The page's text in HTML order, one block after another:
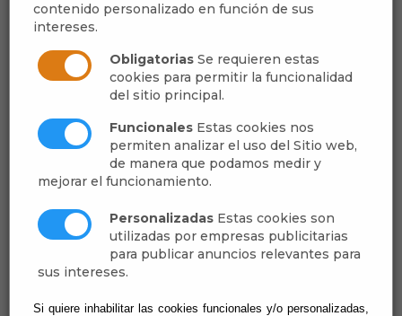
contenido personalizado en función de sus
intereses.
Obligatorias Se requieren estas
cookies para permitir la funcionalidad
del sitio principal.
Funcionales Estas cookies nos
permiten analizar el uso del Sitio web,
de manera que podamos medir y
mejorar el funcionamiento.
Personalizadas Estas cookies son
utilizadas por empresas publicitarias
para publicar anuncios relevantes para
sus intereses.
Si quiere inhabilitar las cookies funcionales y/o personalizadas,
Escuchar